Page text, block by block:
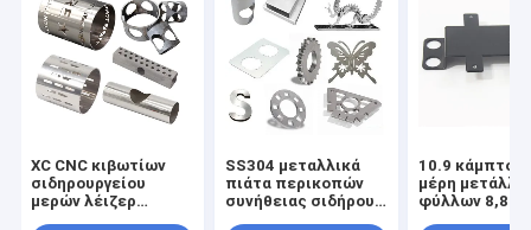
XC CNC κιβωτίων
σιδηρουργείου
μερών λέιζερ
SS304 μεταλλικά
πιάτα περικοπών
συνήθειας σιδήρου
10.9
μέρη
φύλλων 8,8